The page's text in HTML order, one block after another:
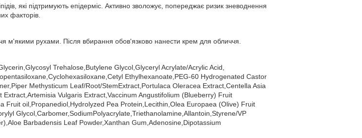
які підтримують епідерміс. Активно зволожує, попереджає ризик зневоднення
факторів.
м'якими рухами. Після вбирання обов'язково нанести крем для обличчя.
Trehalose,Butylene Glycol,Glyceryl Acrylate/Acrylic Acid,
Ethylhexanoate,PEG-60 Hydrogenated Castor
Methysticum Leaf/Root/StemExtract,Portulaca Oleracea Extract,Centella Asia
Vulgaris Extract,Vaccinum Angustifolium (Blueberry) Fruit
Fruit oil,Propanediol,Hydrolyzed Pea Protein,Lecithin,Olea Europaea (Olive) Fruit
Glycol,Carbomer,SodiumPolyacrylate,Triethanolamine,Allantoin,Styrene/VP
Barbadensis Leaf Powder,Xanthan Gum,Adenosine,Dipotassium